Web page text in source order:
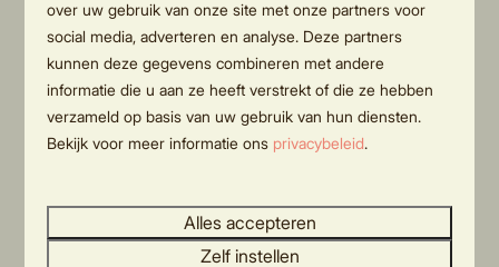
Holten
Holten is een klein dorpje dat ligt aan de
over uw gebruik van onze site met onze partners voor
social media, adverteren en analyse. Deze partners
kunnen deze gegevens combineren met andere
informatie die u aan ze heeft verstrekt of die ze hebben
verzameld op basis van uw gebruik van hun diensten.
Bekijk voor meer informatie ons privacybeleid.
Alles accepteren
Zelf instellen